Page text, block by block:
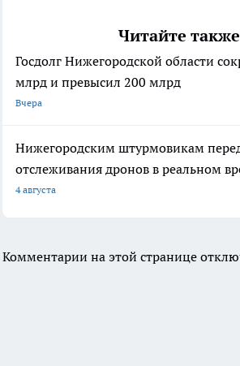
Читайте
Госдолг Нижегородской области
млрд и превысил 200 млрд
Вчера
Нижегородским штурмовикам
отслеживания дронов в реальном
4 августа
Комментарии на этой странице